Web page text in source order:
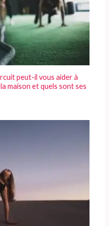
peut-il vous aider à
maison et quels sont ses